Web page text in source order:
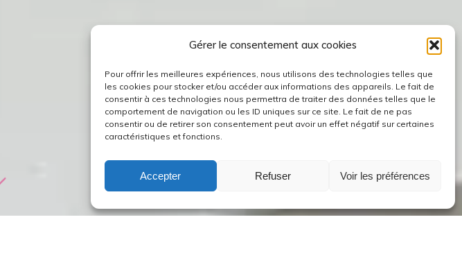
Gérer le consentement aux cookies
Pour offrir les meilleures expériences, nous utilisons des technologies telles que
les cookies pour stocker et/ou accéder aux informations des appareils. Le fait de
consentir à ces technologies nous permettra de traiter des données telles que le
comportement de navigation ou les ID uniques sur ce site. Le fait de ne pas
consentir ou de retirer son consentement peut avoir un effet négatif sur certaines
caractéristiques et fonctions.
Accepter Refuser Voir les préférences